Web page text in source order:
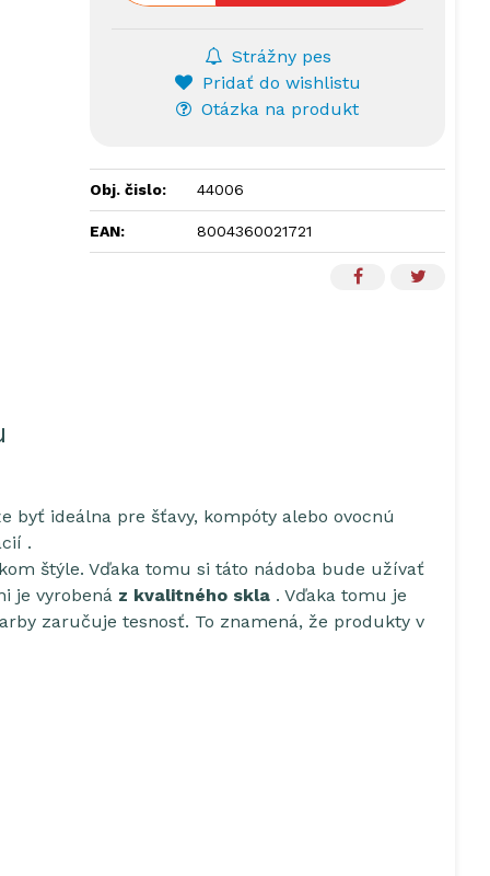
Strážny pes
Pridať do wishlistu
Otázka na produkt
Obj. čislo: 44006
EAN: 8004360021721
byť ideálna pre šťavy, kompóty alebo ovocnú
.
štýle. Vďaka tomu si táto nádoba bude užívať
je vyrobená z kvalitného skla. Vďaka tomu je
zaručuje tesnosť. To znamená, že produkty v